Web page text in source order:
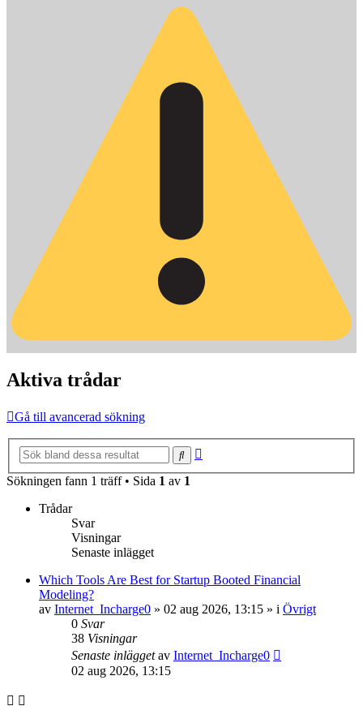
Aktiva trådar
Gå till avancerad sökning
Sök
Sökningen fann 1 träff • Sida 1 av 1
Trådar
Svar
Visningar
Senaste inlägget
Which Tools Are Best for Startup Booted Financial
Modeling?
av Internet_Incharge0 » 02 aug 2026, 13:15 » i Övrigt
0 Svar
38 Visningar
Senaste inläggetav Internet_Incharge0
02 aug 2026, 13:15